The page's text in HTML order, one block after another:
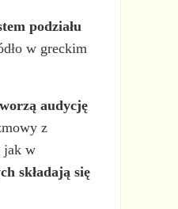
podziału
w greckim
audycję
z
jak w
składają się